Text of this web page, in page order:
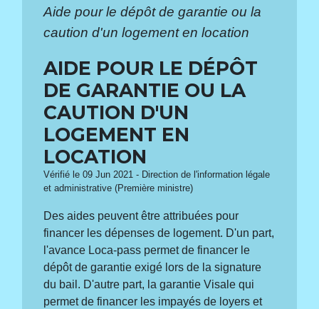
Aide pour le dépôt de garantie ou la
caution d'un logement en location
AIDE POUR LE DÉPÔT
DE GARANTIE OU LA
CAUTION D'UN
LOGEMENT EN
LOCATION
Vérifié le 09 Jun 2021 - Direction de l'information légale
et administrative (Première ministre)
Des aides peuvent être attribuées pour
financer les dépenses de logement. D'un part,
l'avance Loca-pass permet de financer le
dépôt de garantie exigé lors de la signature
du bail. D'autre part, la garantie Visale qui
permet de financer les impayés de loyers et